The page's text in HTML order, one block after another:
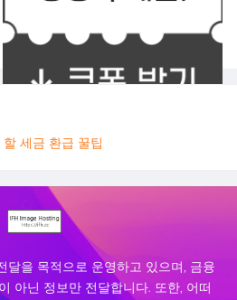
세금 환급 꿀팁
을 목적으로 운영하고 있으며, 금융
아닌 정보만 전달합니다. 또한, 어떠